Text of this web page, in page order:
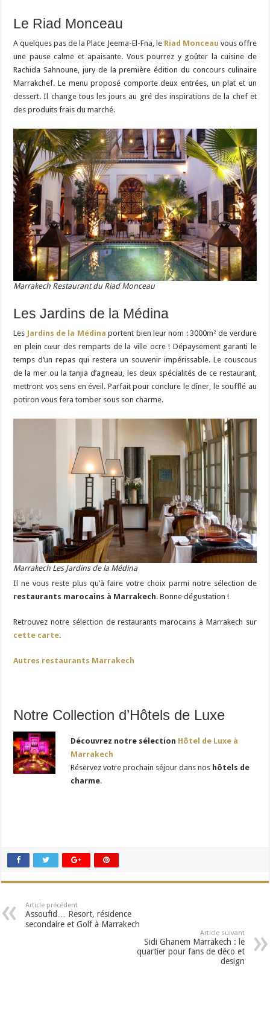
Le Riad Monceau
A quelques pas de la Place Jeema-El-Fna, le Riad Monceau vous offre
une pause calme et apaisante. Vous pourrez y goûter la cuisine de
Rachida Sahnoune, jury de la première édition du concours culinaire
Marrakchef. Le menu proposé comporte deux entrées, un plat et un
dessert. Il change tous les jours au gré des inspirations de la chef et
des produits frais du marché.
Marrakech Restaurant du Riad Monceau
Les Jardins de la Médina
Les Jardins de la Médina portent bien leur nom : 3000m² de verdure
en plein cœur des remparts de la ville ocre ! Dépaysement garanti le
temps d’un repas qui restera un souvenir impérissable. Le couscous
de la mer ou la tanjia d’agneau, les deux spécialités de ce restaurant,
mettront vos sens en éveil. Parfait pour conclure le dîner, le soufflé au
potiron vous fera tomber sous son charme.
Marrakech Les Jardins de la Médina
Il ne vous reste plus qu’à faire votre choix parmi notre sélection de
restaurants marocains à Marrakech. Bonne dégustation !
Retrouvez notre sélection de restaurants marocains à Marrakech sur
cette carte.
Autres restaurants Marrakech
Notre Collection d’Hôtels de Luxe
Découvrez notre sélection Hôtel de Luxe à
Marrakech
Réservez votre prochain séjour dans nos hôtels de
charme.
Article précédent
Assoufid… Resort, résidence
secondaire et Golf à Marrakech
Article suivant
Sidi Ghanem Marrakech : le
quartier pour fans de déco et
design